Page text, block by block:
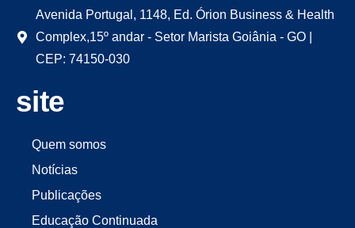
Avenida Portugal, 1148, Ed. Órion Business & Health
Complex,15º andar - Setor Marista Goiânia - GO |
CEP: 74150-030
site
Quem somos
Notícias
Publicações
Educação Continuada